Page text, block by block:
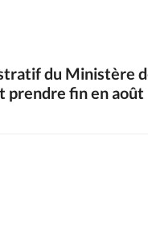
du Ministère
prendre fin en août